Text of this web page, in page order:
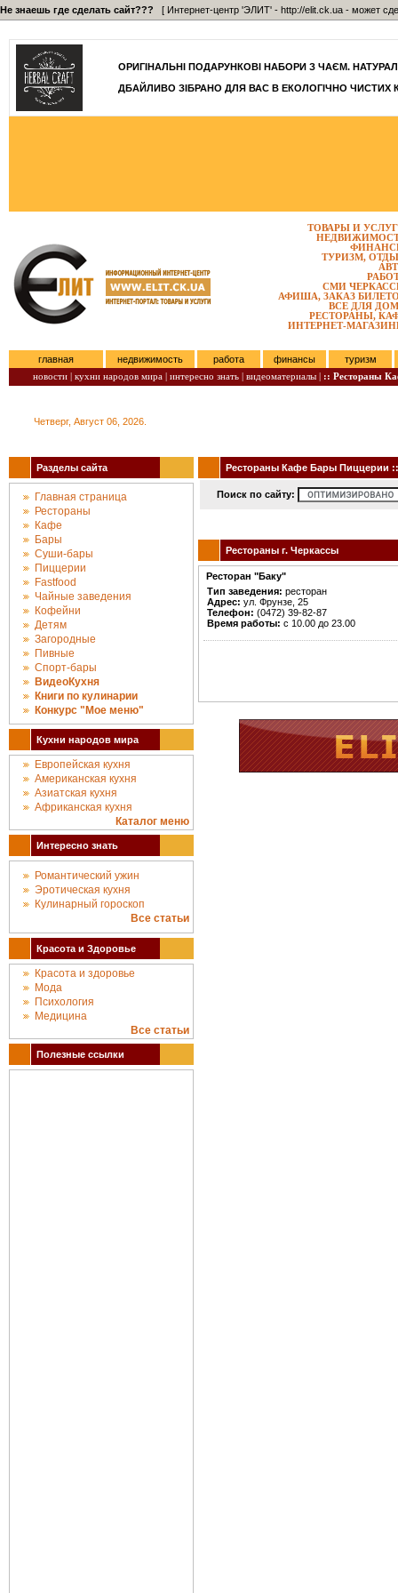
Не знаешь где сделать сайт??? [ Интернет-центр 'ЭЛИТ' - http://elit.ck.ua - может
]
ОРИГІНАЛЬНІ ПОДАРУНКОВІ НАБОРИ З ЧАЄМ.
ДБАЙЛИВО ЗІБРАНО ДЛЯ ВАС В ЕКОЛОГІЧНО ЧИСТИХ
ТОВАРЫ И
ТУРИЗМ,
СМИ
АФИША, ЗАКАЗ
ВСЕ ДЛЯ
РЕСТОРАНЫ,
ИНТЕРНЕТ-
главная недвижимость работа финансы
туризм
новости | кухни народов мира | интересно знать | видеоматериалы | :: Рестораны
Четверг, Август 06, 2026.
Разделы сайта
Главная страница
Рестораны
Кафе
Бары
Суши-бары
Пиццерии
Fastfood
Чайные заведения
Кофейни
Детям
Загородные
Пивные
Спорт-бары
ВидеоКухня
Книги по кулинарии
Конкурc "Мое меню"
Кухни народов мира
Европейская кухня
Американская кухня
Азиатская кухня
Африканская кухня
Каталог меню
Интересно знать
Романтический ужин
Эротическая кухня
Кулинарный гороскоп
Все статьи
Красота и Здоровье
Красота и здоровье
Мода
Психология
Медицина
Все статьи
Полезные ссылки
Рестораны Кафе Бары Пиццерии ::
Поиск по сайту:
Рестораны г. Черкассы
Ресторан "Баку"
Тип заведения: ресторан
Адрес: ул. Фрунзе, 25
Телефон: (0472) 39-82-87
Время работы: с 10.00 до 23.00